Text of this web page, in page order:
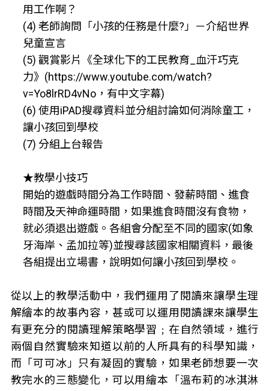
用工作啊？
(4) 老師詢問「小孩的任務是什麼?」－介紹世界
兒童宣言
(5) 觀賞影片《全球化下的工民教育_血汗巧克
力》(https://www.youtube.com/watch?
v=Yo8lrRD4vNo，有中文字幕)
(6) 使用iPAD搜尋資料並分組討論如何消除童工，
讓小孩回到學校
(7) 分組上台報告
★教學小技巧
開始的遊戲時間分為工作時間、發薪時間、進食
時間及天神命運時間，如果進食時間沒有食物，
就必須退出遊戲。各組會分配至不同的國家(如象
牙海岸、孟加拉等)並搜尋該國家相關資料，最後
各組提出立場書，說明如何讓小孩回到學校。
從以上的教學活動中，我們運用了閱讀來讓學生理
解繪本的故事內容，甚或可以運用閱讀課來讓學生
有更充分的閱讀理解策略學習﹔在自然領域，進行
兩個自然實驗來知道以前的人所具有的科學知識，
而「可可冰」只有凝固的實驗，如果老師想要一次
教完水的三態變化，可以用繪本「溫布莉的冰淇淋